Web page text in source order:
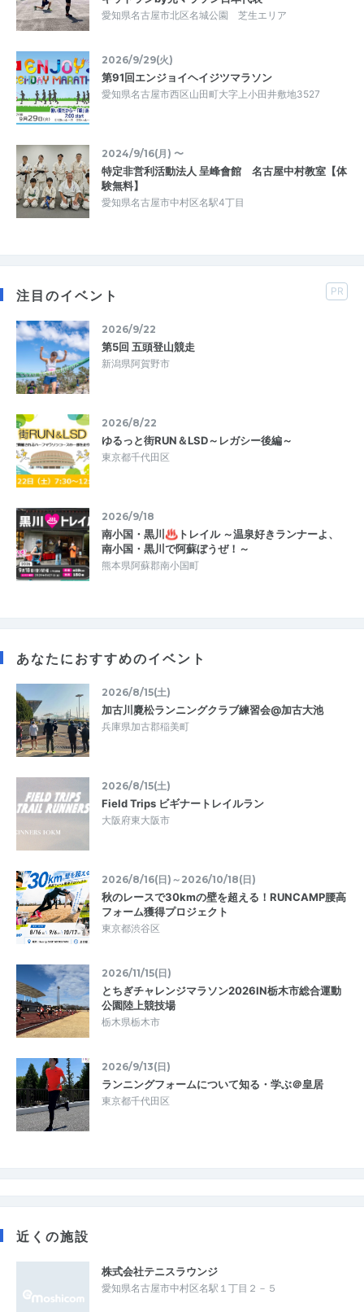
愛知県名古屋市北区名城公園 芝生エリア
2026/9/29(火)
第91回エンジョイヘイジツマラソン
愛知県名古屋市西区山田町大字上小田井敷地3527
2024/9/16(月) 〜
特定非営利活動法人 呈峰會館 名古屋中村教室【体
験無料】
愛知県名古屋市中村区名駅4丁目
注目のイベント PR
2026/9/22
第5回 五頭登山競走
新潟県阿賀野市
2026/8/22
ゆるっと街RUN＆LSD～レガシー後編～
東京都千代田区
2026/9/18
南小国・黒川♨トレイル ～温泉好きランナーよ、
南小国・黒川で阿蘇ぼうぜ！～
熊本県阿蘇郡南小国町
あなたにおすすめのイベント
2026/8/15(土)
加古川麑松ランニングクラブ練習会@加古大池
兵庫県加古郡稲美町
2026/8/15(土)
Field Trips ビギナートレイルラン
大阪府東大阪市
2026/8/16(日)～2026/10/18(日)
秋のレースで30kmの壁を超える！RUNCAMP腰高
フォーム獲得プロジェクト
東京都渋谷区
2026/11/15(日)
とちぎチャレンジマラソン2026IN栃木市総合運動
公園陸上競技場
栃木県栃木市
2026/9/13(日)
ランニングフォームについて知る・学ぶ＠皇居
東京都千代田区
近くの施設
株式会社テニスラウンジ
愛知県名古屋市中村区名駅１丁目２－５